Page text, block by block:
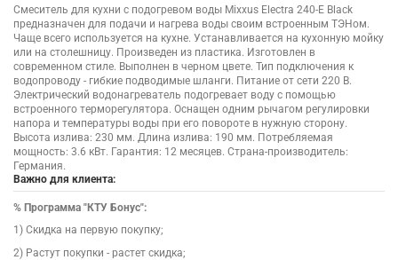
Смеситель для кухни с подогревом воды Mixxus Electra 240-E Black
предназначен для подачи и нагрева воды своим встроенным ТЭНом.
Чаще всего используется на кухне. Устанавливается на кухонную мойку
или на столешницу. Произведен из пластика. Изготовлен в
современном стиле. Выполнен в черном цвете. Тип подключения к
водопроводу - гибкие подводимые шланги. Питание от сети 220 В.
Электрический водонагреватель подогревает воду с помощью
встроенного терморегулятора. Оснащен одним рычагом регулировки
напора и температуры воды при его повороте в нужную сторону.
Высота излива: 230 мм. Длина излива: 190 мм. Потребляемая
мощность: 3.6 кВт. Гарантия: 12 месяцев. Страна-производитель:
Германия.
Важно для клиента:
% Программа "КТУ Бонус":
1) Скидка на первую покупку;
2) Растут покупки - растет скидка;